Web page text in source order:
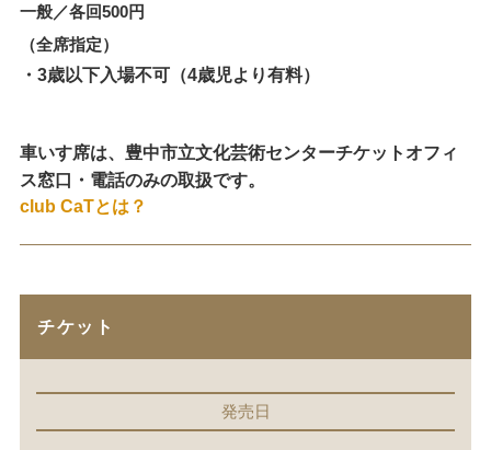
一般／各回500円
（全席指定）
・3歳以下入場不可（4歳児より有料）
車いす席は、豊中市立文化芸術センターチケットオフィ
ス窓口・電話のみの取扱です。
club CaTとは？
チケット
発売日